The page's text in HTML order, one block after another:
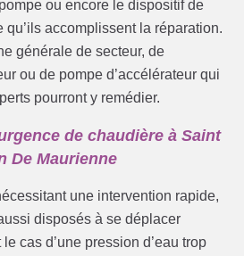
ou encore le dispositif de
qu’ils accomplissent la réparation.
générale de secteur, de
ou de pompe d’accélérateur qui
pourront y remédier.
de chaudière à Saint
De Maurienne
une intervention rapide,
disposés à se déplacer
cas d’une pression d’eau trop